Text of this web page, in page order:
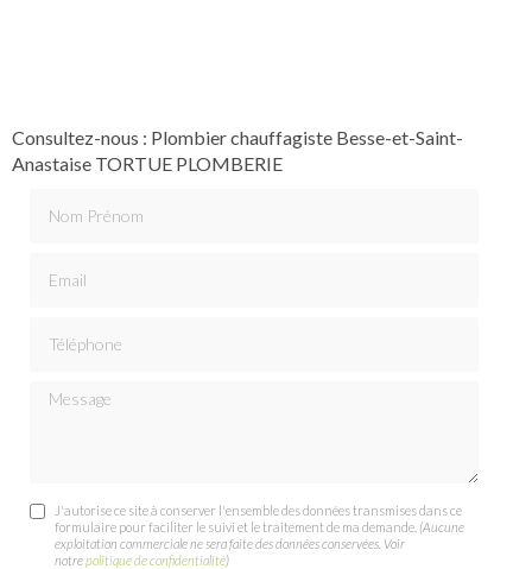
Consultez-nous : Plombier chauffagiste Besse-et-Saint-
Anastaise TORTUE PLOMBERIE
Message
J'autorise ce site à conserver l'ensemble des données transmises dans ce
formulaire pour faciliter le suivi et le traitement de ma demande. (Aucune
exploitation commerciale ne sera faite des données conservées. Voir
notrepolitique de confidentialité)